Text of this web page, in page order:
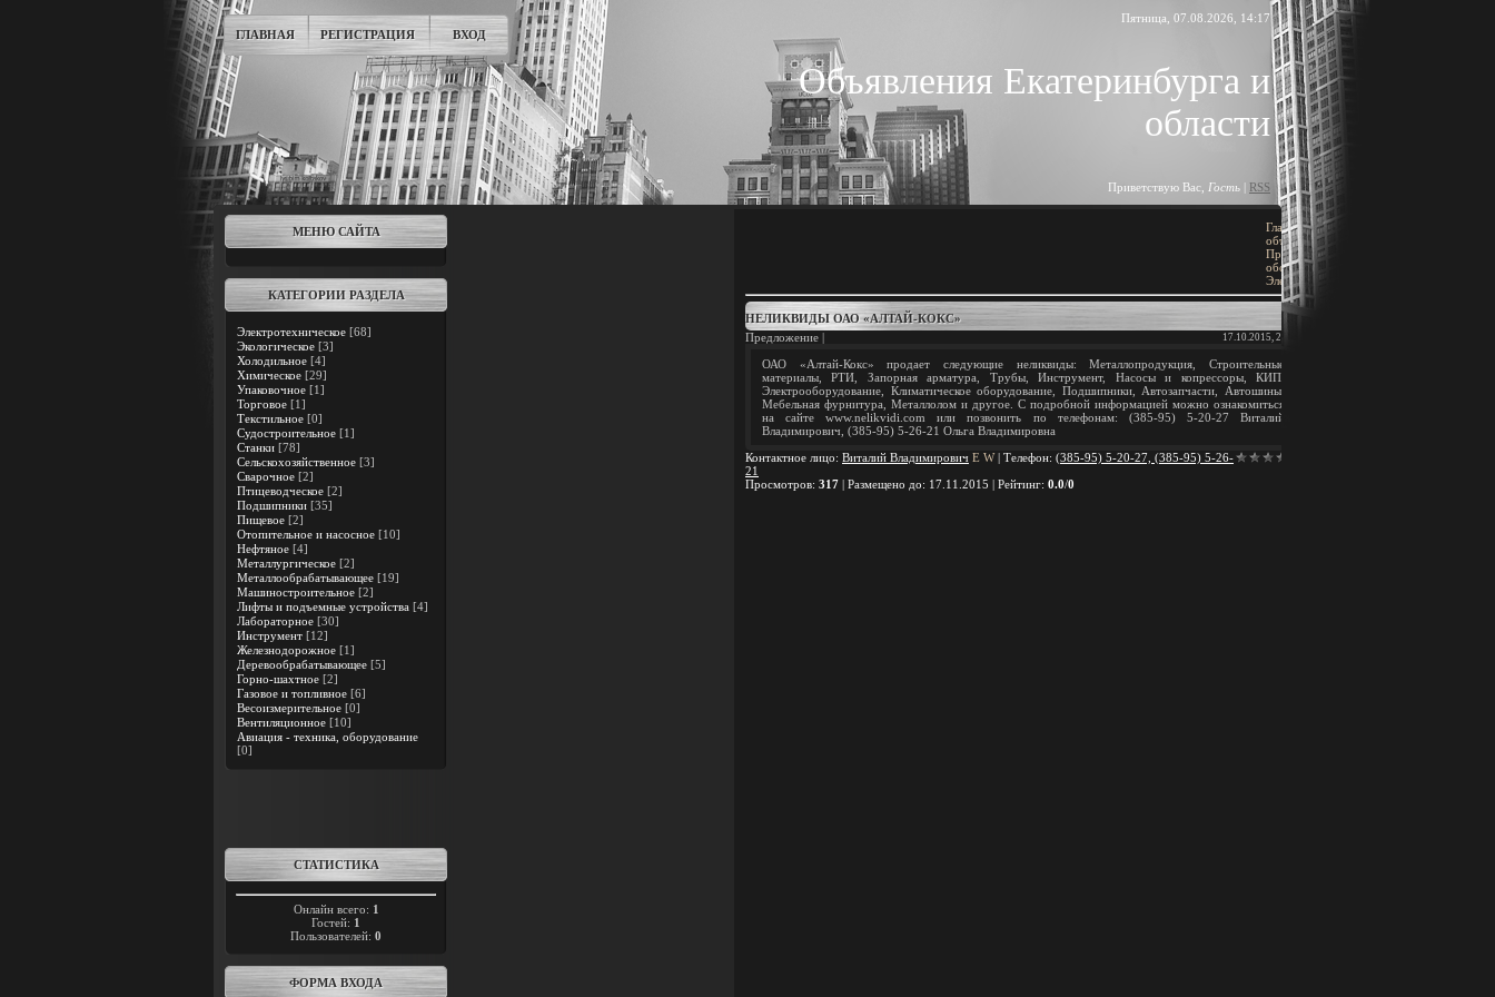
ГЛАВНАЯ РЕГИСТРАЦИЯ ВХОД
Пятница, 07.08.2026, 14:17
Объявления Екатеринбурга и
области
Приветствую Вас Гость | RSS
МЕНЮ САЙТА
КАТЕГОРИИ РАЗДЕЛА
Электротехническое [68]
Экологическое [3]
Холодильное [4]
Химическое [29]
Упаковочное [1]
Торговое [1]
Текстильное [0]
Судостроительное [1]
Станки [78]
Сельскохозяйственное [3]
Сварочное [2]
Птицеводческое [2]
Подшипники [35]
Пищевое [2]
Отопительное и насосное [10]
Нефтяное [4]
Металлургическое [2]
Металлообрабатывающее [19]
Машиностроительное [2]
Лифты и подъемные устройства [4]
Лабораторное [30]
Инструмент [12]
Железнодорожное [1]
Деревообрабатывающее [5]
Горно-шахтное [2]
Газовое и топливное [6]
Весоизмерительное [0]
Вентиляционное [10]
Авиация - техника, оборудование
[0]
СТАТИСТИКА
Онлайн всего: 1
Гостей: 1
Пользователей: 0
ФОРМА ВХОДА
Главная»Доска
объявлений
Промышленное
оборудование
Электротехническое
НЕЛИКВИДЫ ОАО «АЛТАЙ-КОКС»
Предложение |
17.10.2015, 21:38
ОАО «Алтай-Кокс» продает следующие неликвиды: Металлопродукция, Строительные
материалы, РТИ, Запорная арматура, Трубы, Инструмент, Насосы и копрессоры, КИП,
Электрооборудование, Климатическое оборудование, Подшипники, Автозапчасти, Автошины,
Мебельная фурнитура, Металлолом и другое. С подробной информацией можно ознакомиться
на сайте www.nelikvidi.com или позвонить по телефонам: (385-95) 5-20-27 Виталий
Владимирович, (385-95) 5-26-21 Ольга Владимировна
Контактное лицо: Виталий Владимирович E W| Телефон: (385-95) 5-20-27, (385-95) 5-26-
21
Просмотров: 317 | Размещено до: 17.11.2015 | Рейтинг: 0.0/0